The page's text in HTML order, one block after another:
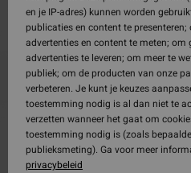
en je IP-adres) kunnen worden
publicaties en content te
advertenties en content te meten; om
advertenties te leveren; om meer te
publiek; om de producten van onze
verbeteren. Je kunt je keuzes
toestemming nodig is al dan niet te
verzetten wanneer het gaat om
toestemming nodig is (zoals
publieksmeting). Ga voor meer
privacybeleid